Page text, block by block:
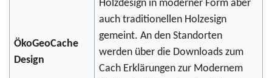
ÖkoGeoCache
Design
Holzdesign in moderner Form aber
auch traditionellen Holzesign
gemeint. An den Standorten
werden über die Downloads zum
Cach Erklärungen zur Modernem